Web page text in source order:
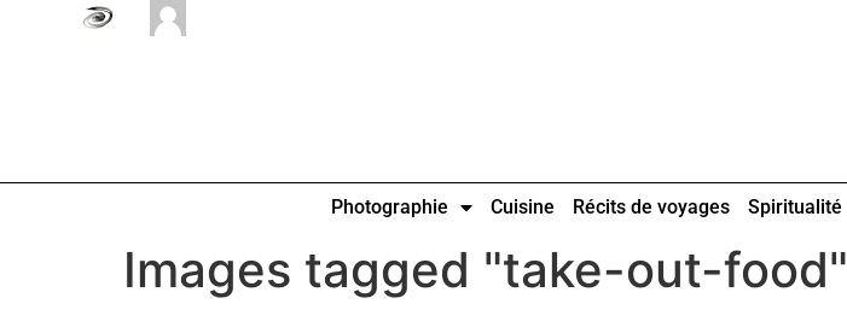
Photographie Cuisine Récits de voyages Spiritualité
Images tagged "take-out-food"